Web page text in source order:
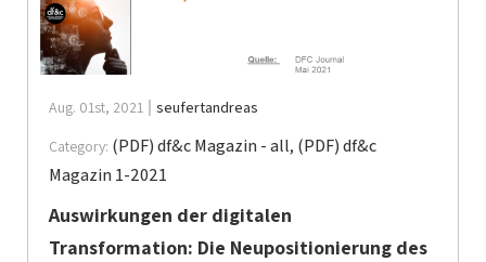
Aug. 01st, 2021
seufertandreas
Category: (PDF) df&c Magazin - all, (PDF) df&c
Magazin 1-2021
Auswirkungen der digitalen
Transformation: Die Neupositionierung des